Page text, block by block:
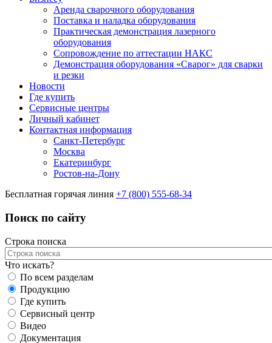
Аренда сварочного оборудования
Поставка и наладка оборудования
Практическая демонстрация лазерного
оборудования
Сопровождение по аттестации НАКС
Демонстрация оборудования «Сварог» для сварки
и резки
Новости
Где купить
Сервисные центры
Личный кабинет
Контактная информация
Санкт-Петербург
Москва
Екатеринбург
Ростов-на-Дону
Бесплатная горячая линия +7 (800) 555-68-34
Поиск по сайту
Строка поиска
Что искать?
По всем разделам
Продукцию
Где купить
Сервисный центр
Видео
Документация